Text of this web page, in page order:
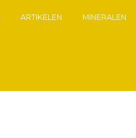
ARTIKELEN MINERALEN